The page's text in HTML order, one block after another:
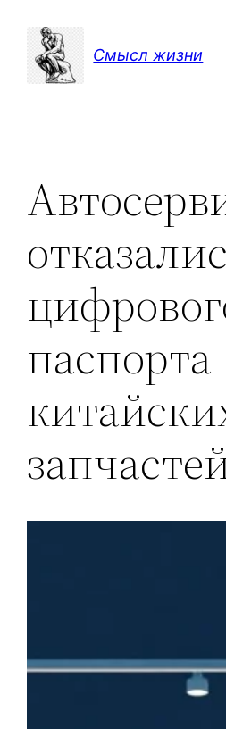
содержимому
Смысл жизни
паспорта